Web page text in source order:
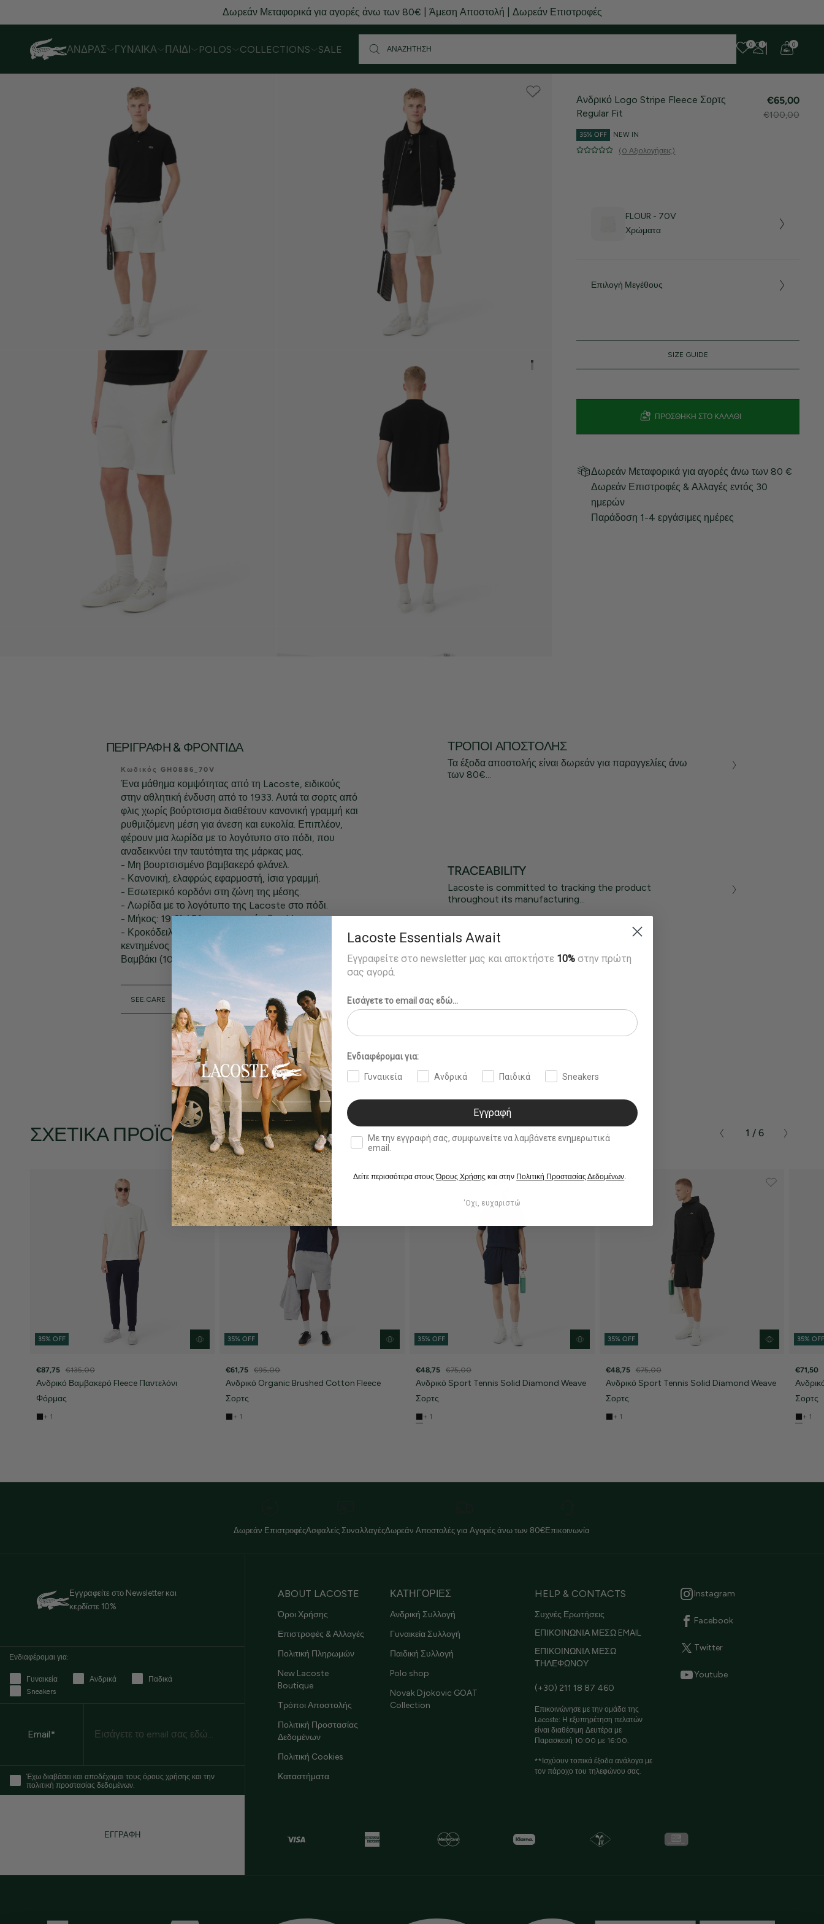
Δωρεάν Μεταφορικά για αγορές άνω των 80€ | Άμεση Αποστολή | Δωρεάν Επιστροφές
ΆΝΔΡΑΣ ΓΥΝΑΊΚΑ ΠΑΙΔΊ POLOS COLLECTIONS SALE 0 0
Ανδρικό Logo Stripe Fleece Σορτς
Regular Fit
€65,00
€100,00
35% OFF NEW IN
(0 Αξιολογήσεις)
FLOUR - 70V
Χρώματα
Επιλογή Μεγέθους
SIZE GUIDE
ΠΡΟΣΘΉΚΗ ΣΤΟ ΚΑΛΆΘΙ
Δωρεάν Μεταφορικά για αγορές άνω των 80 €
Δωρεάν Επιστροφές & Αλλαγές εντός 30
ημερών
Παράδοση 1-4 εργάσιμες ημέρες
ΠΕΡΙΓΡΑΦΉ & ΦΡΟΝΤΊΔΑ
Κωδικός GH0886_70V
Ένα μάθημα κομψότητας από τη Lacoste, ειδικούς
στην αθλητική ένδυση από το 1933. Αυτά τα σορτς από
φλις χωρίς βούρτσισμα διαθέτουν κανονική γραμμή και
ρυθμιζόμενη μέση για άνεση και ευκολία. Επιπλέον,
φέρουν μια λωρίδα με το λογότυπο στο πόδι, που
αναδεικνύει την ταυτότητα της μάρκας μας.
- Μη βουρτσισμένο βαμβακερό φλάνελ.
- Κανονική, ελαφρώς εφαρμοστή, ίσια γραμμή.
- Εσωτερικό κορδόνι στη ζώνη της μέσης.
- Λωρίδα με το λογότυπο της Lacoste στο πόδι.
- Μήκος: 19,6" / 50 cm για το μέγεθος M.
- Κροκόδειλος σε τόνους του ίδιου χρώματος,
κεντημένος στην πίσω τσέπη.
Βαμβάκι (100%)
SEE.CARE
ΤΡΌΠΟΙ ΑΠΟΣΤΟΛΉΣ
Τα έξοδα αποστολής είναι δωρεάν για παραγγελίες άνω
των 80€...
TRACEABILITY
Lacoste is committed to tracking the product
throughout its manufacturing...
ΣΧΕΤΙΚΆ ΠΡΟΪΌΝΤΑ
35% OFF
€87,75 €135,00
Ανδρικό Βαμβακερό Fleece Παντελόνι
Φόρμας
+ 1
35% OFF
€61,75 €95,00
Ανδρικό Organic Brushed Cotton Fleece
Σορτς
+ 1
35% OFF
€48,75 €75,00
Ανδρικό Sport Tennis Solid Diamond Weave
Σορτς
+ 1
35% OFF
€48,75 €75,00
Ανδρικό Sport Tennis Solid Diamond Weave
Σορτς
+ 1
35%
€71,50
Σορτς
+ 1
1 / 6
Δωρεάν ΕπιστροφέςΑσφαλείς ΣυναλλαγέςΔωρεάν Αποστολές για Αγορές άνω των 80€Επικοινωνία
Εγγραφείτε στο Newsletter και
κερδίστε 10%
Ενδιαφέρομαι για:
Γυναικεία Ανδρικά
Παδικά
Sneakers
Email*
Έχω διαβάσει και αποδέχομαι τους όρους χρήσης και την
πολιτική προστασίας δεδομένων.
ΕΓΓΡΑΦΗ
ABOUT LACOSTE
Όροι Χρήσης
Επιστροφές & Αλλαγές
Πολιτική Πληρωμών
New Lacoste
Boutique
Τρόποι Αποστολής
Πολιτική Προστασίας
Δεδομένων
Πολιτική Cookies
Καταστήματα
ΚΑΤΗΓΟΡΙΕΣ
Ανδρική Συλλογή
Γυναικεία Συλλογή
Παιδική Συλλογή
Polo shop
Novak Djokovic GOAT
Collection
HELP & CONTACTS
Συχνές Ερωτήσεις
ΕΠΙΚΟΙΝΩΝΙΑ ΜΕΣΩ EMAIL
ΕΠΙΚΟΙΝΩΝΙΑ ΜΕΣΩ
ΤΗΛΕΦΩΝΟΥ
(+30) 211 18 87 460
Επικοινώνησε με την ομάδα της
Lacoste: Η εξυπηρέτηση πελατών
είναι διαθέσιμη Δευτέρα με
Παρασκευή 10:00 με 16:00.
**Ισχύουν τοπικά έξοδα ανάλογα με
τον πάροχο του τηλεφώνου σας.
Instagram
Facebook
Twitter
Youtube
Lacoste Essentials Await
Εγγραφείτε στο newsletter μας και αποκτήστε 10% στην πρώτη
σας αγορά.
Εισάγετε το email σας εδώ...
Ενδιαφέρομαι για:
Γυναικεία Ανδρικά Παιδικά Sneakers
Εγγραφή
double opt in
Με την εγγραφή σας, συμφωνείτε να λαμβάνετε ενημερωτικά
email.
Δείτε περισσότερα στουςΌρους Χρήσης και στην Πολιτική Προστασίας Δεδομένων.
'Οχι, ευχαριστώ